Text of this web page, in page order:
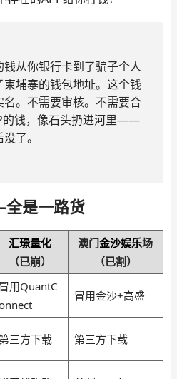
钱从你银行卡到了骗子个人
柬埔寨的钱包地址。这个钱
。不需要审核。不需要合
的钱，像石头扔进河里——
了。
是一路货
汇璟量化
（已崩）
澳门金沙娱乐场
（已割）
冒用QuantC
冒用金沙+高盛
第三方下载 第三方下载